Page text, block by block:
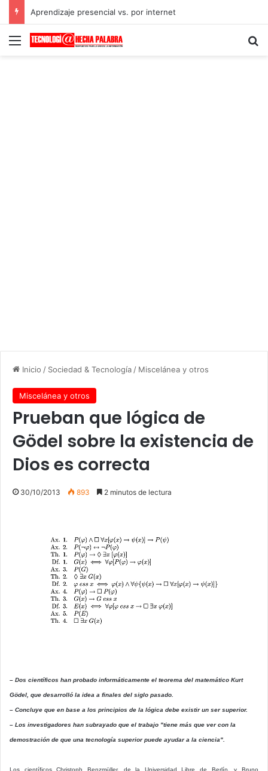
Aprendizaje presencial vs. por internet
Menú
Inicio / Sociedad & Tecnología / Miscelánea y otros
Miscelánea y otros
Prueban que lógica de
Gödel sobre la existencia de
Dios es correcta
30/10/2013 893 2 minutos de lectura
– Dos científicos han probado informáticamente el teorema del matemático Kurt
Gödel, que desarrolló la idea a finales del siglo pasado.
– Concluye que en base a los principios de la lógica debe existir un ser superior.
– Los investigadores han subrayado que el trabajo "tiene más que ver con la
demostración de que una tecnología superior puede ayudar a la ciencia".
Los científicos Christoph Benzmüller, de la Universidad Libre de Berlín, y Bruno